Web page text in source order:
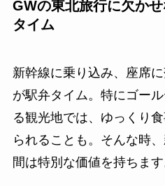
GWの東北旅行に欠か
タイム
新幹線に乗り込み、座席
が駅弁タイム。特にゴー
る観光地では、ゆっくり
られることも。そんな時
間は特別な価値を持ちます